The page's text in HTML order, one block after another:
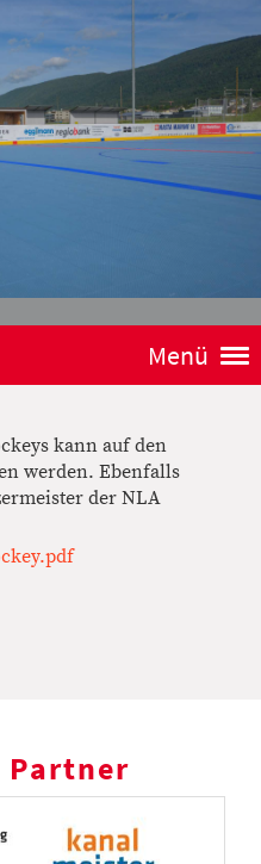
Menü
kann auf den
werden. Ebenfalls
der NLA
Partner